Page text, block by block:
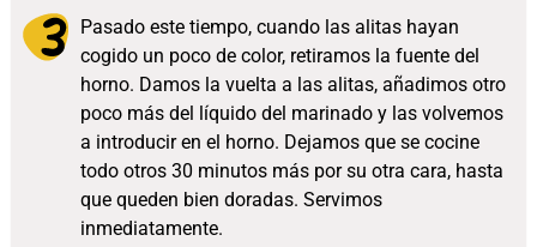
Pasado este tiempo, cuando las alitas hayan
cogido un poco de color, retiramos la fuente del
horno. Damos la vuelta a las alitas, añadimos otro
poco más del líquido del marinado y las volvemos
a introducir en el horno. Dejamos que se cocine
todo otros 30 minutos más por su otra cara, hasta
que queden bien doradas. Servimos
inmediatamente.